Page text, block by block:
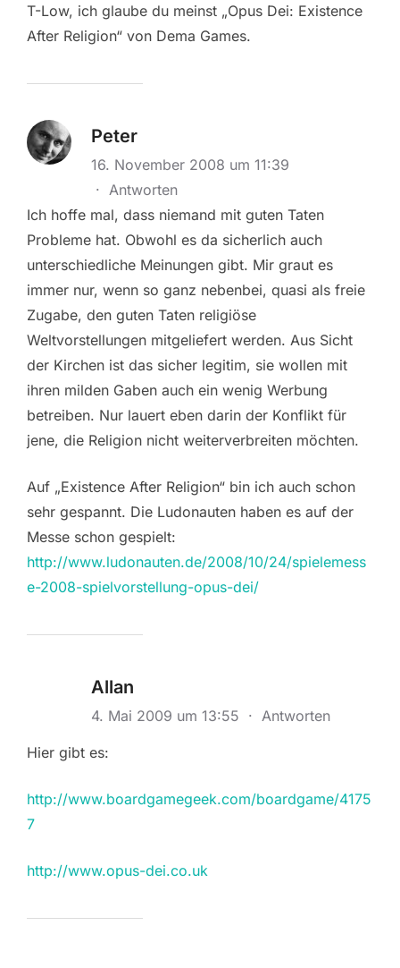
T-Low, ich glaube du meinst „Opus Dei: Existence
After Religion“ von Dema Games.
Peter
16. November 2008 um 11:39
· Antworten
Ich hoffe mal, dass niemand mit guten Taten
Probleme hat. Obwohl es da sicherlich auch
unterschiedliche Meinungen gibt. Mir graut es
immer nur, wenn so ganz nebenbei, quasi als freie
Zugabe, den guten Taten religiöse
Weltvorstellungen mitgeliefert werden. Aus Sicht
der Kirchen ist das sicher legitim, sie wollen mit
ihren milden Gaben auch ein wenig Werbung
betreiben. Nur lauert eben darin der Konflikt für
jene, die Religion nicht weiterverbreiten möchten.
Auf „Existence After Religion“ bin ich auch schon
sehr gespannt. Die Ludonauten haben es auf der
Messe schon gespielt:
http://www.ludonauten.de/2008/10/24/spielemess
e-2008-spielvorstellung-opus-dei/
Allan
4. Mai 2009 um 13:55 · Antworten
Hier gibt es:
http://www.boardgamegeek.com/boardgame/4175
7
http://www.opus-dei.co.uk